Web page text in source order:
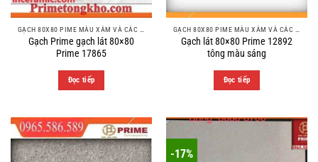
Gạch Prime gạch lát 80×80
Prime 17865
Đọc tiếp
Gạch lát 80×80 Prime 12892
tông màu sáng
Đọc tiếp
-17%